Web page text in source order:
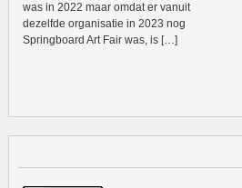
was in 2022 maar omdat er vanuit
dezelfde organisatie in 2023 nog
Springboard Art Fair was, is […]